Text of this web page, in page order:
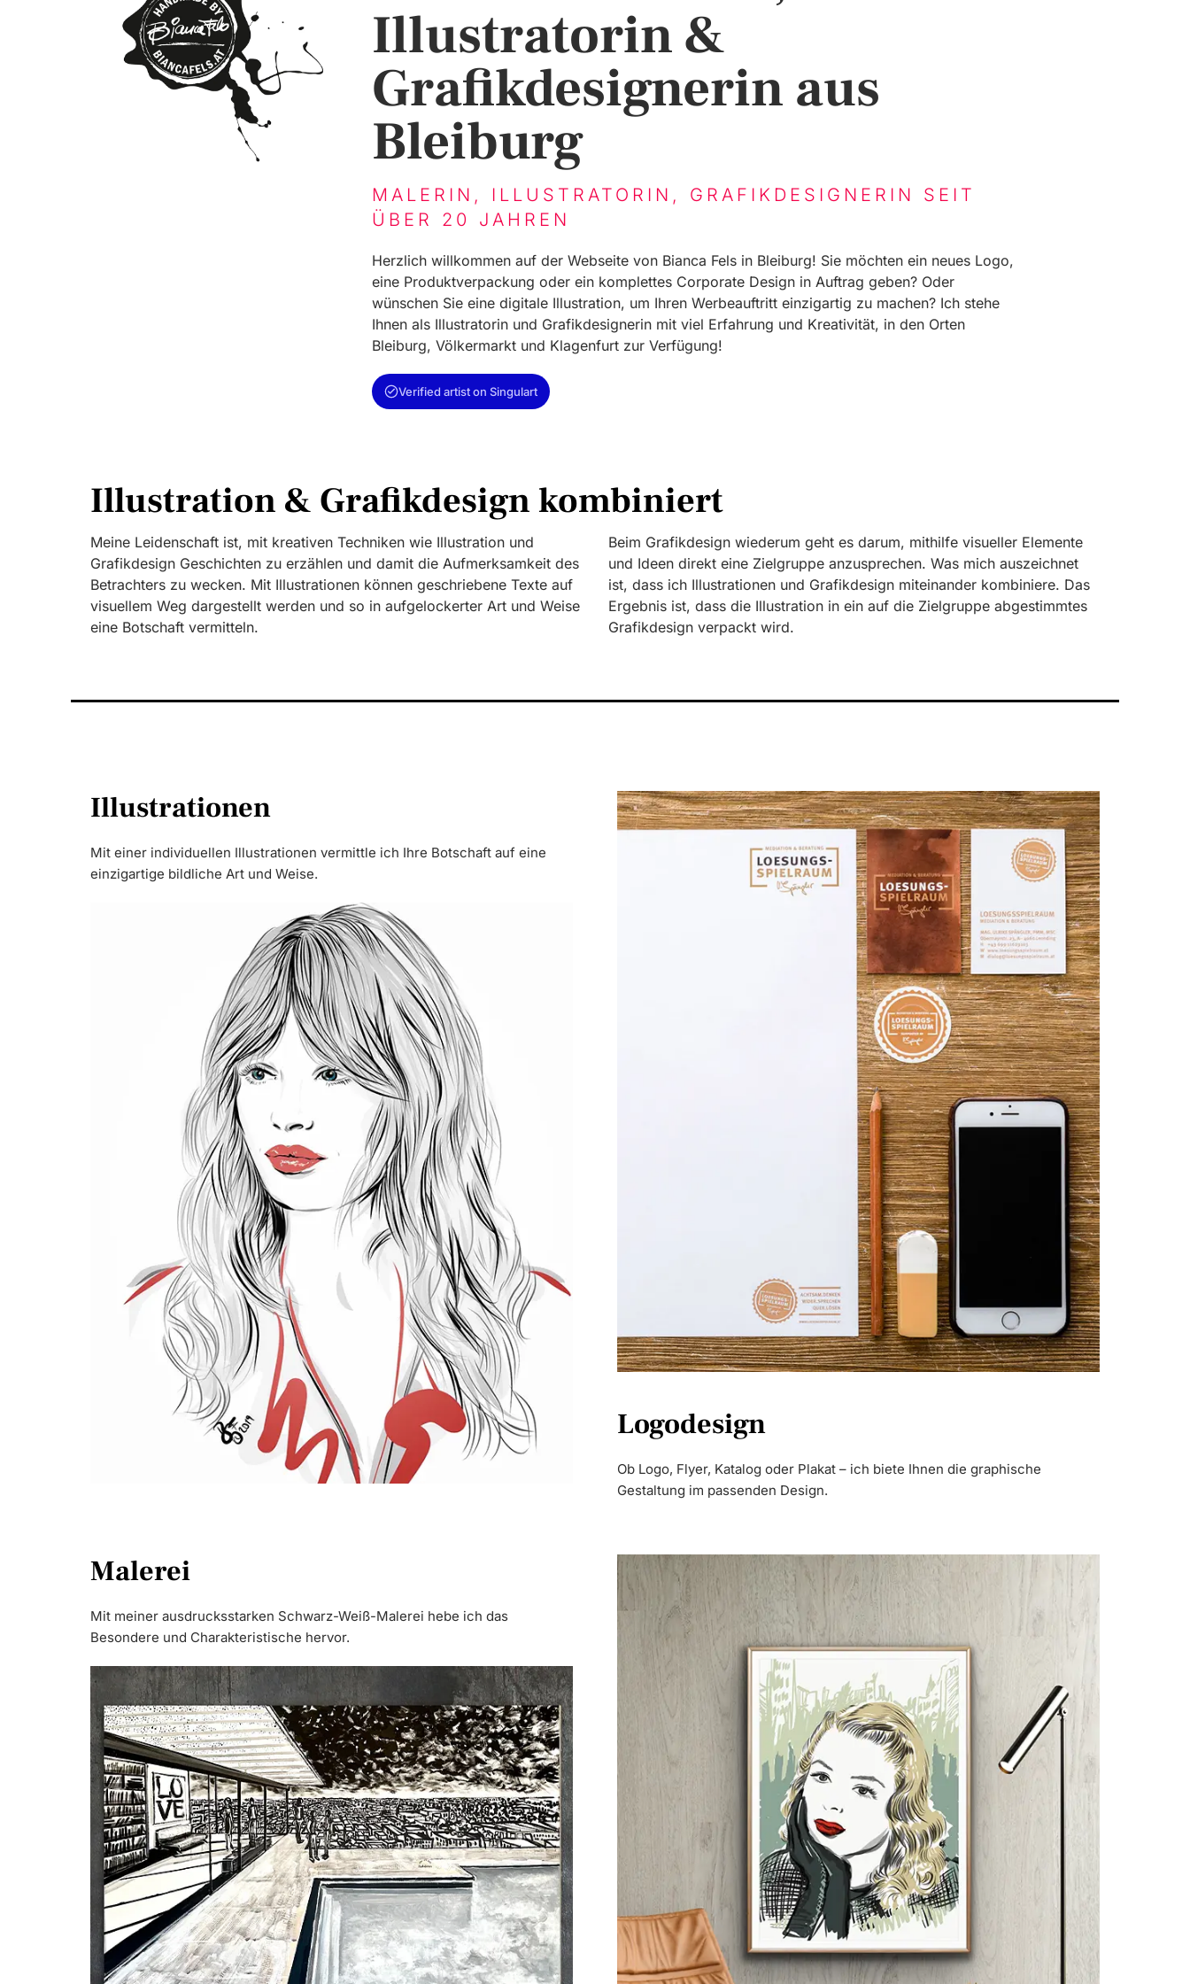
Illustratorin &
Grafikdesignerin aus
Bleiburg
MALERIN, ILLUSTRATORIN, GRAFIKDESIGNERIN SEIT
ÜBER 20 JAHREN
Herzlich willkommen auf der Webseite von Bianca Fels in Bleiburg! Sie möchten ein neues Logo,
eine Produktverpackung oder ein komplettes Corporate Design in Auftrag geben? Oder
wünschen Sie eine digitale Illustration, um Ihren Werbeauftritt einzigartig zu machen? Ich stehe
Ihnen als Illustratorin und Grafikdesignerin mit viel Erfahrung und Kreativität, in den Orten
Bleiburg, Völkermarkt und Klagenfurt zur Verfügung!
Verified artist on Singulart
Illustration & Grafikdesign kombiniert
Meine Leidenschaft ist, mit kreativen Techniken wie Illustration und
Grafikdesign Geschichten zu erzählen und damit die Aufmerksamkeit des
Betrachters zu wecken. Mit Illustrationen können geschriebene Texte auf
visuellem Weg dargestellt werden und so in aufgelockerter Art und Weise
eine Botschaft vermitteln.
Beim Grafikdesign wiederum geht es darum, mithilfe visueller Elemente
und Ideen direkt eine Zielgruppe anzusprechen. Was mich auszeichnet
ist, dass ich Illustrationen und Grafikdesign miteinander kombiniere. Das
Ergebnis ist, dass die Illustration in ein auf die Zielgruppe abgestimmtes
Grafikdesign verpackt wird.
Illustrationen
Mit einer individuellen Illustrationen vermittle ich Ihre Botschaft auf eine
einzigartige bildliche Art und Weise.
Logodesign
Ob Logo, Flyer, Katalog oder Plakat – ich biete Ihnen die graphische
Gestaltung im passenden Design.
Malerei
Mit meiner ausdrucksstarken Schwarz-Weiß-Malerei hebe ich das
Besondere und Charakteristische hervor.